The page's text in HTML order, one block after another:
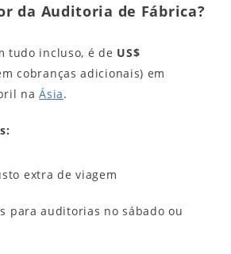
da Auditoria de Fábrica?
tudo incluso, é de US$
cobranças adicionais) em
naÁsia.
extra de viagem
para auditorias no sábado ou